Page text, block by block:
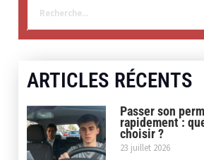
ARTICLES RÉCENTS
Passer son
rapidement :
choisir ?
23 juillet 2026